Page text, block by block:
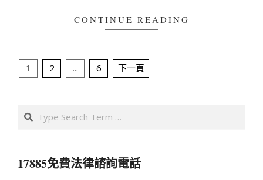
CONTINUE READING
文
導
覽
1 2 ... 6 下一頁
Search
17885免費法律諮詢電話